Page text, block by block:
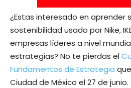
¿Estas interesado en aprender
sostenibilidad usado por Nike,
empresas líderes a nivel
estrategias? No te pierdas el
Fundamentos de Estrategia
Ciudad de México el 27 de junio.